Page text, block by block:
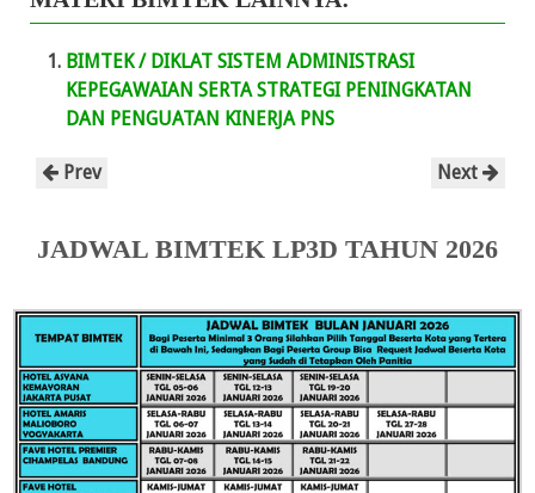
BIMTEK / DIKLAT SISTEM ADMINISTRASI
KEPEGAWAIAN SERTA STRATEGI PENINGKATAN
DAN PENGUATAN KINERJA PNS
Next
Prev
JADWAL BIMTEK LP3D TAHUN 2026